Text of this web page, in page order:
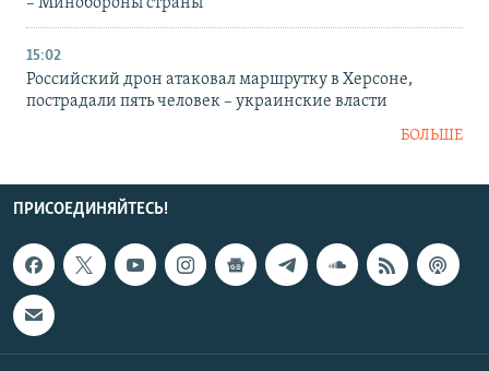
– Минобороны страны
15:02
Российский дрон атаковал маршрутку в Херсоне,
пострадали пять человек – украинские власти
БОЛЬШЕ
ПРИСОЕДИНЯЙТЕСЬ!